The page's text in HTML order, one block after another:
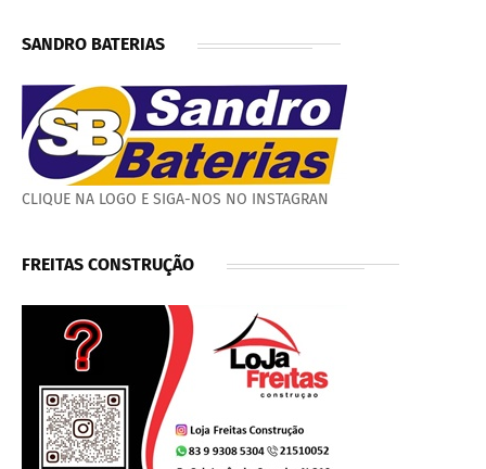
SANDRO BATERIAS
CLIQUE NA LOGO E SIGA-NOS NO INSTAGRAN
FREITAS CONSTRUÇÃO